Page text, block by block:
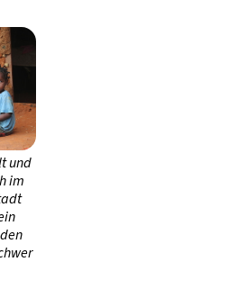
und
im